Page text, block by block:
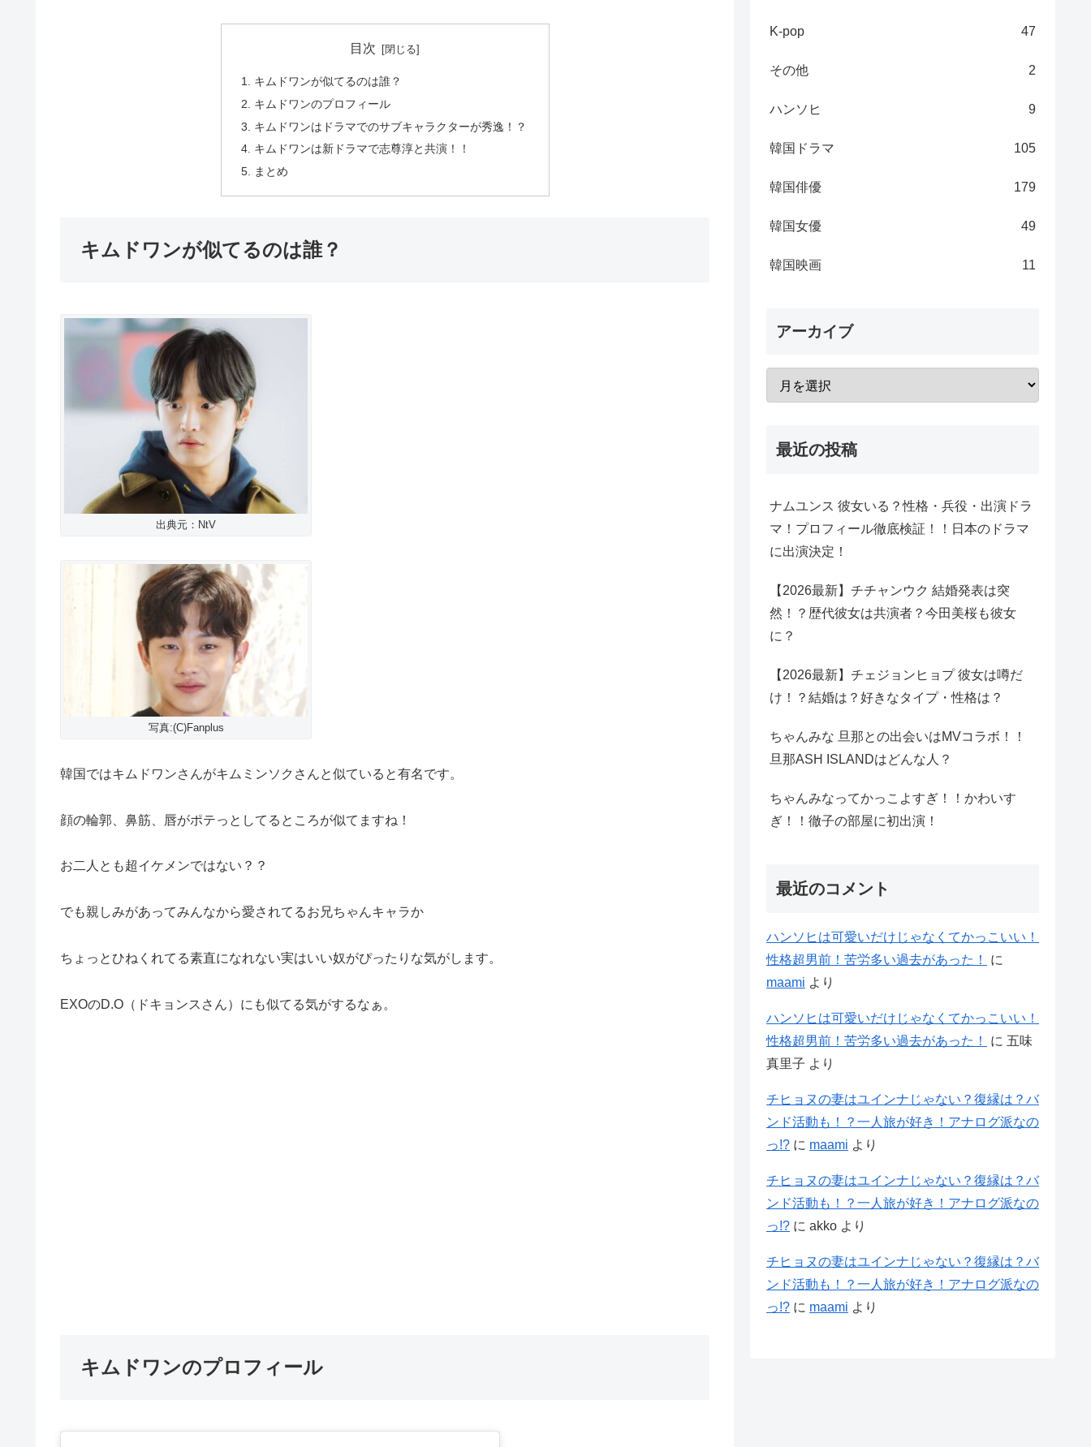
目次
キムドワンが似てるのは誰？
キムドワンのプロフィール
キムドワンはドラマでのサブキャラクターが秀逸！？
キムドワンは新ドラマで志尊淳と共演！！
まとめ
キムドワンが似てるのは誰？
出典元：NtV
写真:(C)Fanplus
韓国ではキムドワンさんがキムミンソクさんと似ていると有名です。
顔の輪郭、鼻筋、唇がポテっとしてるところが似てますね！
お二人とも超イケメンではない？？
でも親しみがあってみんなから愛されてるお兄ちゃんキャラか
ちょっとひねくれてる素直になれない実はいい奴がぴったりな気がします。
EXOのD.O（ドキョンスさん）にも似てる気がするなぁ。
キムドワンのプロフィール
K-pop 47
その他 2
ハンソヒ 9
韓国ドラマ 105
韓国俳優 179
韓国女優 49
韓国映画 11
アーカイブ
最近の投稿
ナムユンス 彼女いる？性格・兵役・出演ドラ
マ！プロフィール徹底検証！！日本のドラマ
に出演決定！
【2026最新】チチャンウク 結婚発表は突
然！？歴代彼女は共演者？今田美桜も彼女
に？
【2026最新】チェジョンヒョプ 彼女は噂だ
け！？結婚は？好きなタイプ・性格は？
ちゃんみな 旦那との出会いはMVコラボ！！
旦那ASH ISLANDはどんな人？
ちゃんみなってかっこよすぎ！！かわいす
ぎ！！徹子の部屋に初出演！
最近のコメント
ハンソヒは可愛いだけじゃなくてかっこいい！
性格超男前！苦労多い過去があった！
に
maami より
ハンソヒは可愛いだけじゃなくてかっこいい！
性格超男前！苦労多い過去があった！
に 五味
真里子 より
チヒョヌの妻はユインナじゃない？復縁は？バ
ンド活動も！？一人旅が好き！アナログ派なの
っ!? に maami より
チヒョヌの妻はユインナじゃない？復縁は？バ
ンド活動も！？一人旅が好き！アナログ派なの
っ!? に akko より
チヒョヌの妻はユインナじゃない？復縁は？バ
ンド活動も！？一人旅が好き！アナログ派なの
っ!? に maami より